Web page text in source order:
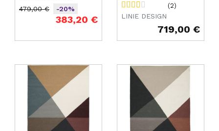
Prix de base
479,00 €
-20%
383,20 €
(2)
LINIE DESIGN
719,00 €